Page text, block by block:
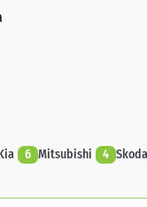
6 Mitsubishi 4 Skoda